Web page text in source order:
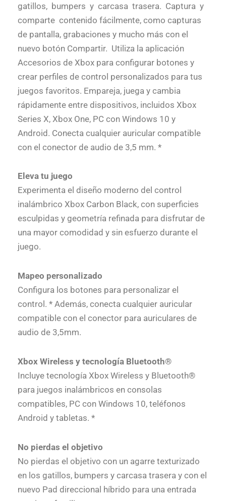
gatillos, bumpers y carcasa trasera. Captura y
comparte contenido fácilmente, como capturas
de pantalla, grabaciones y mucho más con el
nuevo botón Compartir. Utiliza la aplicación
Accesorios de Xbox para configurar botones y
crear perfiles de control personalizados para tus
juegos favoritos. Empareja, juega y cambia
rápidamente entre dispositivos, incluidos Xbox
Series X, Xbox One, PC con Windows 10 y
Android. Conecta cualquier auricular compatible
con el conector de audio de 3,5 mm. *
Eleva tu juego
Experimenta el diseño moderno del control
inalámbrico Xbox Carbon Black, con superficies
esculpidas y geometría refinada para disfrutar de
una mayor comodidad y sin esfuerzo durante el
juego.
Mapeo personalizado
Configura los botones para personalizar el
control. * Además, conecta cualquier auricular
compatible con el conector para auriculares de
audio de 3,5mm.
Xbox Wireless y tecnología Bluetooth®
Incluye tecnología Xbox Wireless y Bluetooth®
para juegos inalámbricos en consolas
compatibles, PC con Windows 10, teléfonos
Android y tabletas. *
No pierdas el objetivo
No pierdas el objetivo con un agarre texturizado
en los gatillos, bumpers y carcasa trasera y con el
nuevo Pad direccional híbrido para una entrada